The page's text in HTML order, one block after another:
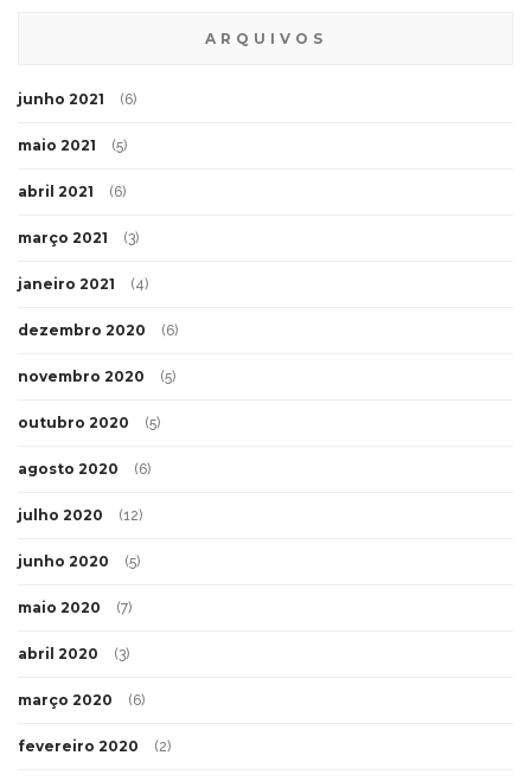
ARQUIVOS
junho 2021 (6)
maio 2021 (5)
abril 2021 (6)
março 2021 (3)
janeiro 2021 (4)
dezembro 2020 (6)
novembro 2020 (5)
outubro 2020 (5)
agosto 2020 (6)
julho 2020 (12)
junho 2020 (5)
maio 2020 (7)
abril 2020 (3)
março 2020 (6)
fevereiro 2020 (2)